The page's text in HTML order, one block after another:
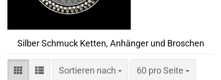
Silber Schmuck Ketten, Anhänger und Broschen
Sortieren nach
Sortieren nach 60 pro Seite
pro Seite